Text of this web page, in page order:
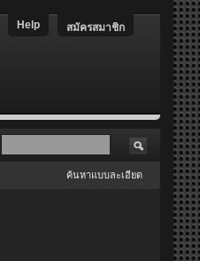
สมัครสมาชิก
Help
ค้นหาแบบละเอียด